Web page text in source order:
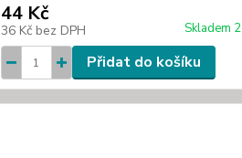
44 Kč
36 Kč bez DPH Skladem 2
Přidat do košíku